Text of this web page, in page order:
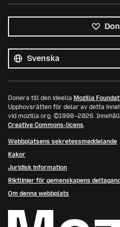
språk
Språk
Donera till den ideella Mozilla
Upphovsrätten för delar av detta
vid mozilla.org. ©1998–2026.
Creative Commons-licens.
Webbplatsens sekretessmeddelande
Kakor
Juridisk information
Riktlinjer för gemenskapens
Om denna webbplats